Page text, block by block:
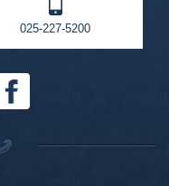
025-227-5200